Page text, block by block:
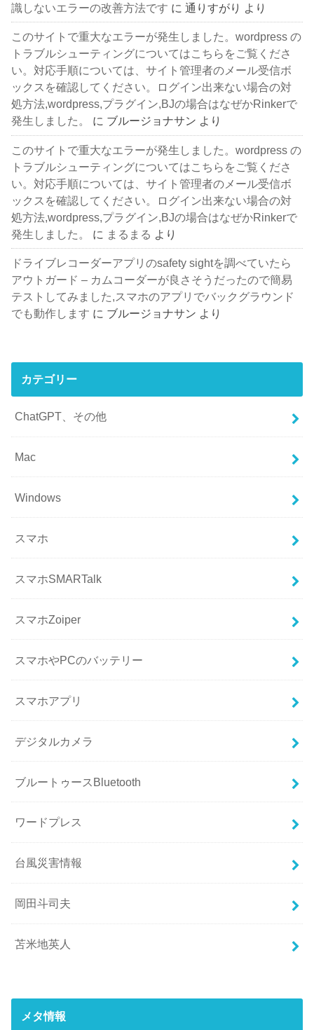
識しないエラーの改善方法です に通りすがり より
このサイトで重大なエラーが発生しました。wordpress の
トラブルシューティングについてはこちらをご覧くださ
い。対応手順については、サイト管理者のメール受信ボ
ックスを確認してください。ログイン出来ない場合の対
処方法,wordpress,プラグイン,BJの場合はなぜかRinkerで
発生しました。
に ブルージョナサン より
このサイトで重大なエラーが発生しました。wordpress の
トラブルシューティングについてはこちらをご覧くださ
い。対応手順については、サイト管理者のメール受信ボ
ックスを確認してください。ログイン出来ない場合の対
処方法,wordpress,プラグイン,BJの場合はなぜかRinkerで
発生しました。
に まるまる より
ドライブレコーダーアプリのsafety sightを調べていたら
アウトガード – カムコーダーが良さそうだったので簡易
テストしてみました,スマホのアプリでバックグラウンド
でも動作します に ブルージョナサン より
カテゴリー
ChatGPT、その他
Mac
Windows
スマホ
スマホSMARTalk
スマホZoiper
スマホやPCのバッテリー
スマホアプリ
デジタルカメラ
ブルートゥースBluetooth
ワードプレス
台風災害情報
岡田斗司夫
苫米地英人
メタ情報